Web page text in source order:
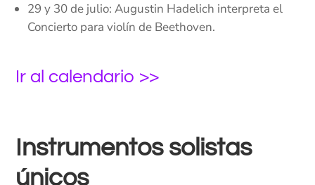
29 y 30 de julio: Augustin Hadelich interpreta el
Concierto para violín de Beethoven.
Ir al calendario >>
Instrumentos solistas
únicos